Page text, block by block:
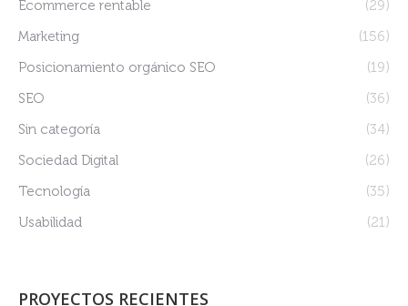
Ecommerce rentable
(29)
Marketing
(156)
Posicionamiento orgánico SEO
(19)
SEO
(36)
Sin categoría
(34)
Sociedad Digital
(26)
Tecnología
(35)
Usabilidad
(21)
PROYECTOS RECIENTES